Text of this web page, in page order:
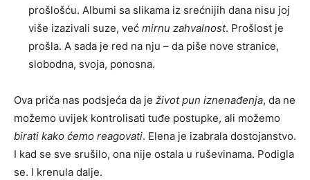
prošlošću. Albumi sa slikama iz srećnijih dana nisu joj
više izazivali suze, već mirnu zahvalnost. Prošlost je
prošla. A sada je red na nju – da piše nove stranice,
slobodna, svoja, ponosna.
Ova priča nas podsjeća da je život pun iznenađenja, da ne
možemo uvijek kontrolisati tuđe postupke, ali možemo
birati kako ćemo reagovati. Elena je izabrala dostojanstvo.
I kad se sve srušilo, ona nije ostala u ruševinama. Podigla
se. I krenula dalje.